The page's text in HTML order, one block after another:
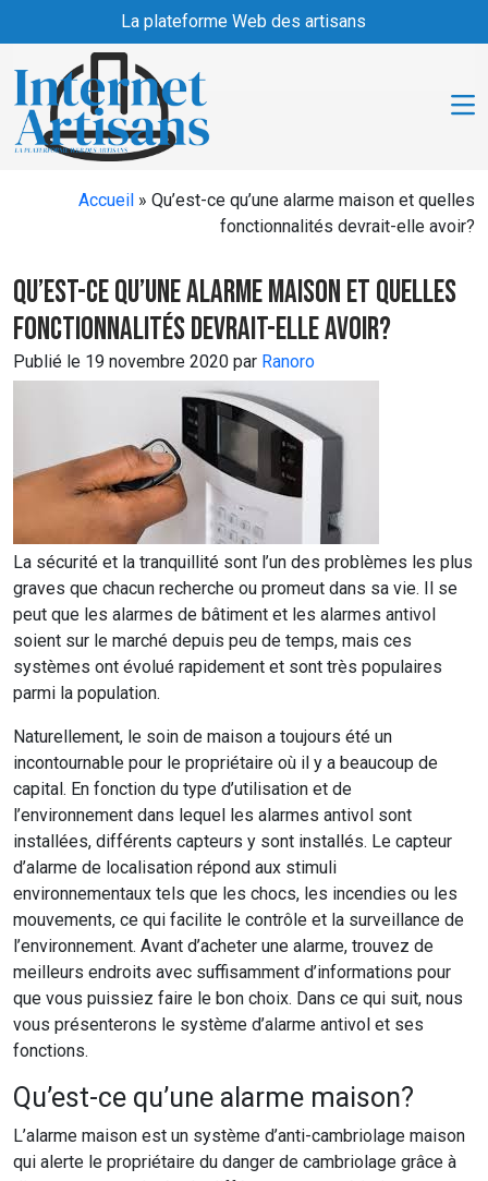
Skip to main contentLa plateforme Web des artisans
Accueil » Qu’est-ce qu’une alarme maison et quelles
fonctionnalités devrait-elle avoir?
Qu’est-ce qu’une alarme maison et quelles
fonctionnalités devrait-elle avoir?
Publié le 19 novembre 2020 par Ranoro
La sécurité et la tranquillité sont l’un des problèmes les plus
graves que chacun recherche ou promeut dans sa vie. Il se
peut que les alarmes de bâtiment et les alarmes antivol
soient sur le marché depuis peu de temps, mais ces
systèmes ont évolué rapidement et sont très populaires
parmi la population.
Naturellement, le soin de maison a toujours été un
incontournable pour le propriétaire où il y a beaucoup de
capital. En fonction du type d’utilisation et de
l’environnement dans lequel les alarmes antivol sont
installées, différents capteurs y sont installés. Le capteur
d’alarme de localisation répond aux stimuli
environnementaux tels que les chocs, les incendies ou les
mouvements, ce qui facilite le contrôle et la surveillance de
l’environnement. Avant d’acheter une alarme, trouvez de
meilleurs endroits avec suffisamment d’informations pour
que vous puissiez faire le bon choix. Dans ce qui suit, nous
vous présenterons le système d’alarme antivol et ses
fonctions.
Qu’est-ce qu’une alarme maison?
L’alarme maison est un système d’anti-cambriolage maison
qui alerte le propriétaire du danger de cambriolage grâce à